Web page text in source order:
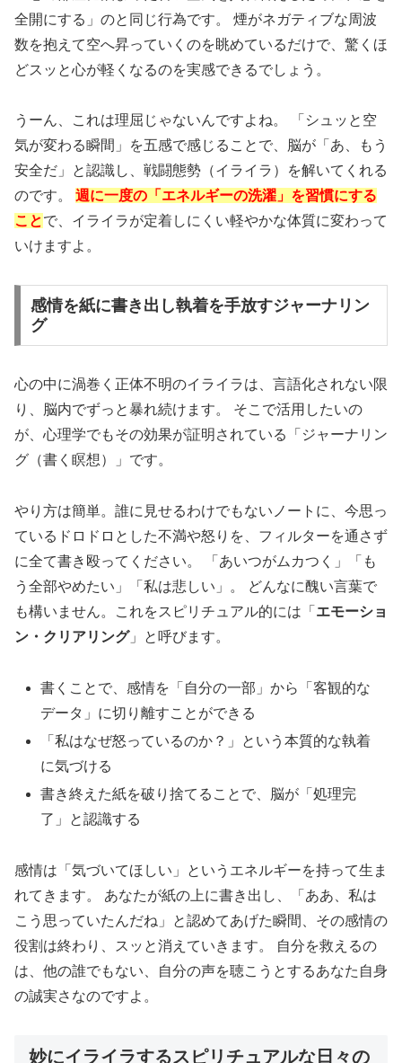
全開にする」のと同じ行為です。 煙がネガティブな周波
数を抱えて空へ昇っていくのを眺めているだけで、驚くほ
どスッと心が軽くなるのを実感できるでしょう。
うーん、これは理屈じゃないんですよね。 「シュッと空
気が変わる瞬間」を五感で感じることで、脳が「あ、もう
安全だ」と認識し、戦闘態勢（イライラ）を解いてくれる
のです。 週に一度の「エネルギーの洗濯」を習慣にする
ことで、イライラが定着しにくい軽やかな体質に変わって
いけますよ。
感情を紙に書き出し執着を手放すジャーナリン
グ
心の中に渦巻く正体不明のイライラは、言語化されない限
り、脳内でずっと暴れ続けます。 そこで活用したいの
が、心理学でもその効果が証明されている「ジャーナリン
グ（書く瞑想）」です。
やり方は簡単。誰に見せるわけでもないノートに、今思っ
ているドロドロとした不満や怒りを、フィルターを通さず
に全て書き殴ってください。 「あいつがムカつく」「も
う全部やめたい」「私は悲しい」。 どんなに醜い言葉で
も構いません。これをスピリチュアル的には「 エモーショ
ン・クリアリング」と呼びます。
書くことで、感情を「自分の一部」から「客観的な
データ」に切り離すことができる
「私はなぜ怒っているのか？」という本質的な執着
に気づける
書き終えた紙を破り捨てることで、脳が「処理完
了」と認識する
感情は「気づいてほしい」というエネルギーを持って生ま
れてきます。
あなたが紙の上に書き出し、「ああ、私は
こう思っていたんだね」と認めてあげた瞬間、その感情の
役割は終わり、スッと消えていきます。 自分を救えるの
は、他の誰でもない、自分の声を聴こうとするあなた自身
の誠実さなのですよ。
妙にイライラするスピリチュアルな日々の